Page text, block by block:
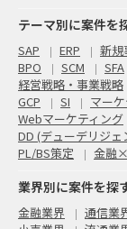
テーマ別に案件を
SAP ERP 新規
BPO
SCM SFA
経営戦略・事業戦略
GCP
SI マー
Webマーケティング
DD (デューデリジェ
PL/BS策定
金融
業界別に案件を探
金融業界 通信業